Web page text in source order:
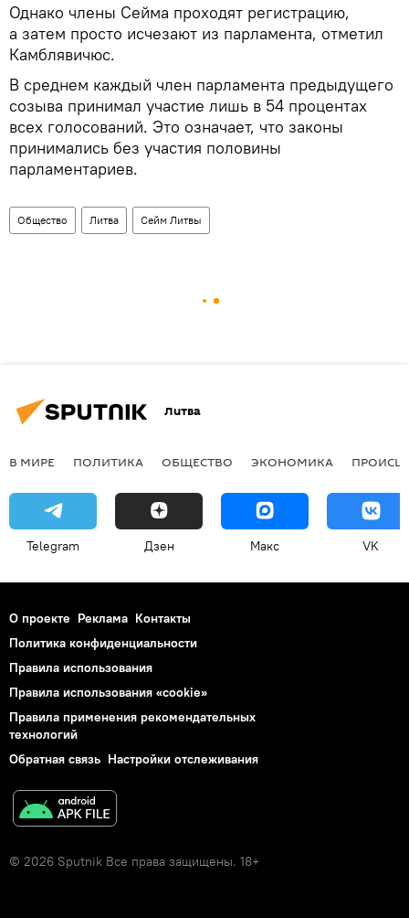
Однако члены Сейма проходят регистрацию,
а затем просто исчезают из парламента, отметил
Камблявичюс.
В среднем каждый член парламента предыдущего
созыва принимал участие лишь в 54 процентах
всех голосований. Это означает, что законы
принимались без участия половины
парламентариев.
Общество Литва Сейм Литвы
Литва
В МИРЕ ПОЛИТИКА ОБЩЕСТВО ЭКОНОМИКА
Telegram Дзен Макс VK
О проекте Реклама Контакты
Политика конфиденциальности
Правила использования
Правила использования «cookie»
Правила применения рекомендательных
технологий
Обратная связь Настройки отслеживания
© 2026 Sputnik Все права защищены. 18+